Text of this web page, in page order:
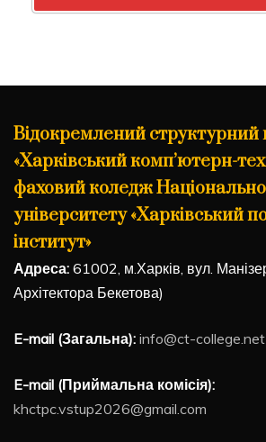
Відокремлений структурний
«Харківський комп’ютерн-
фаховий коледж
університету «Харківський
інститут»
Адреса: 61002, м.Харків, вул.
Архітектора Бекетова)
E-mail (Загальна): info@ct-college.net
E-mail (Приймальна комісія):
khctpc.vstup2026@gmail.com